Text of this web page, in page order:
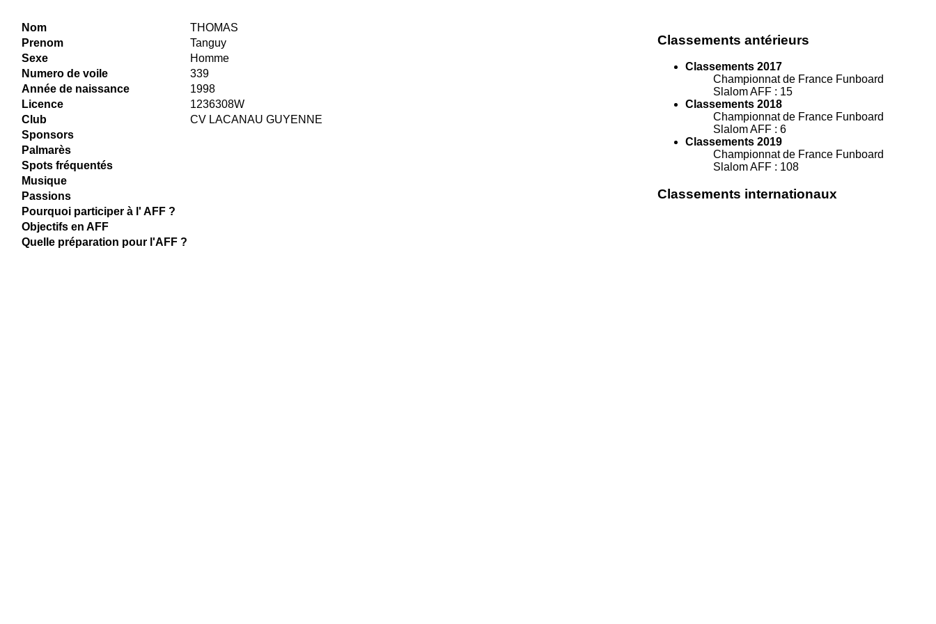
Nom
THOMAS
Prenom
Tanguy
Sexe
Homme
Numero de voile
339
Année de naissance
1998
Licence
1236308W
Club
CV LACANAU GUYENNE
Sponsors
Palmarès
Spots fréquentés
Musique
Passions
Pourquoi participer à l' AFF ?
Objectifs en AFF
Quelle préparation pour l'AFF ?
Classements antérieurs
Classements 2017
Championnat de France Funboard
Slalom AFF : 15
Classements 2018
Championnat de France Funboard
Slalom AFF : 6
Classements 2019
Championnat de France Funboard
Slalom AFF : 108
Classements internationaux